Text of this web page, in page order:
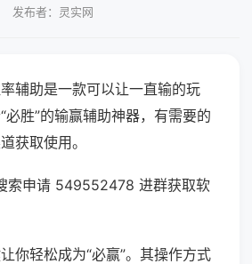
发布者：灵实网
辅助是一款可以让一直输的玩
必胜”的输赢辅助神器，有需要的
获取使用。
索申请 549552478 进群获取软
你轻松成为“必赢”。其操作方式